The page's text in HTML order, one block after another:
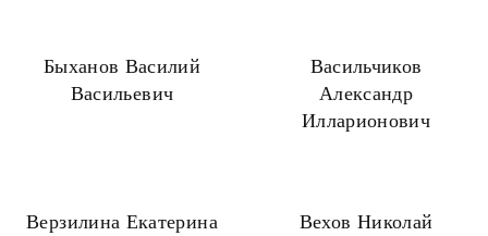
Быханов Василий
Васильевич
Васильчиков
Александр
Илларионович
Верзилина Екатерина
Вехов Николай